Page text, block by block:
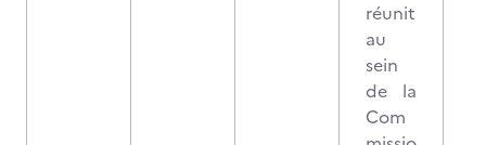
réunit
au
sein
de la
Com